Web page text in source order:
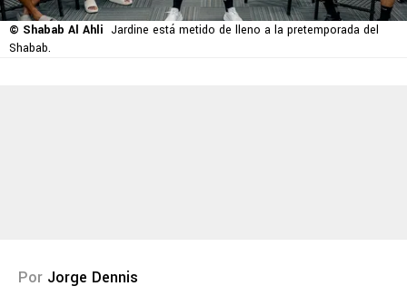
© Shabab Al Ahli Jardine está metido de lleno a la pretemporada del
Shabab.
Por Jorge Dennis